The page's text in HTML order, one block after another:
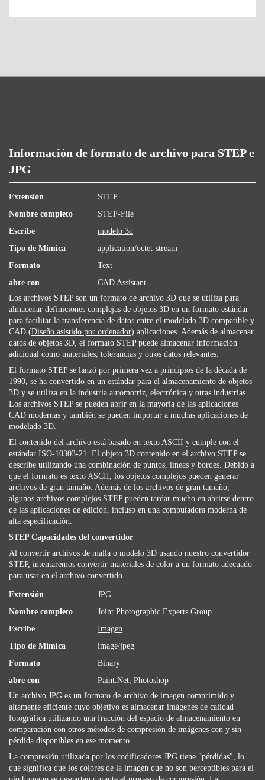
Información de formato de archivo para STEP e
JPG
Extensión
STEP
Nombre completo
STEP-File
Escribe
modelo 3d
Tipo de Mimica
application/octet-stream
Formato
Text
abre con
CAD Assistant
Los archivos STEP son ​​un formato de archivo 3D que se utiliza para
almacenar definiciones complejas de objetos 3D en un formato estándar
para facilitar la transferencia de datos entre el modelado 3D compatible y
CAD (Diseño asistido por ordenador) aplicaciones. Además de almacenar
datos de objetos 3D, el formato STEP puede almacenar información
adicional como materiales, tolerancias y otros datos relevantes.
El formato STEP se lanzó por primera vez a principios de la década de
1990, se ha convertido en un estándar para el almacenamiento de objetos
3D y se utiliza en la industria automotriz, electrónica y otras industrias.
Los archivos STEP se pueden abrir en la mayoría de las aplicaciones
CAD modernas y también se pueden importar a muchas aplicaciones de
modelado 3D.
El contenido del archivo está basado en texto ASCII y cumple con el
estándar ISO-10303-21. El objeto 3D contenido en el archivo STEP se
describe utilizando una combinación de puntos, líneas y bordes. Debido a
que el formato es texto ASCII, los objetos complejos pueden generar
archivos de gran tamaño. Además de los archivos de gran tamaño,
algunos archivos complejos STEP pueden tardar mucho en abrirse dentro
de las aplicaciones de edición, incluso en una computadora moderna de
alta especificación.
STEP Capacidades del convertidor
Al convertir archivos de malla o modelo 3D usando nuestro convertidor
STEP, intentaremos convertir materiales de color a un formato adecuado
para usar en el archivo convertido.
Extensión
JPG
Nombre completo
Joint Photographic Experts Group
Escribe
Imagen
Tipo de Mimica
image/jpeg
Formato
Binary
abre con
Paint.Net, Photoshop
Un archivo JPG es un formato de archivo de imagen comprimido y
altamente eficiente cuyo objetivo es almacenar imágenes de calidad
fotográfica utilizando una fracción del espacio de almacenamiento en
comparación con otros métodos de compresión de imágenes con y sin
pérdida disponibles en ese momento.
La compresión utilizada por los codificadores JPG tiene "pérdidas", lo
que significa que los colores de la imagen que no son perceptibles para el